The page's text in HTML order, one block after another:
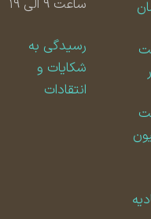
ساعت ۹ الی ۱۹
رسیدگی به
شکایات و
انتقادات